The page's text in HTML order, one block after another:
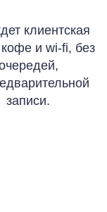
клиентская
и wi-fi, без
записи.